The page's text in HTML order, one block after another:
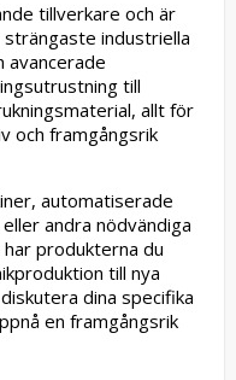
tillverkare och är
industriella
avancerade
till
allt för
och framgångsrik
automatiserade
andra nödvändiga
produkterna du
till nya
dina specifika
en framgångsrik